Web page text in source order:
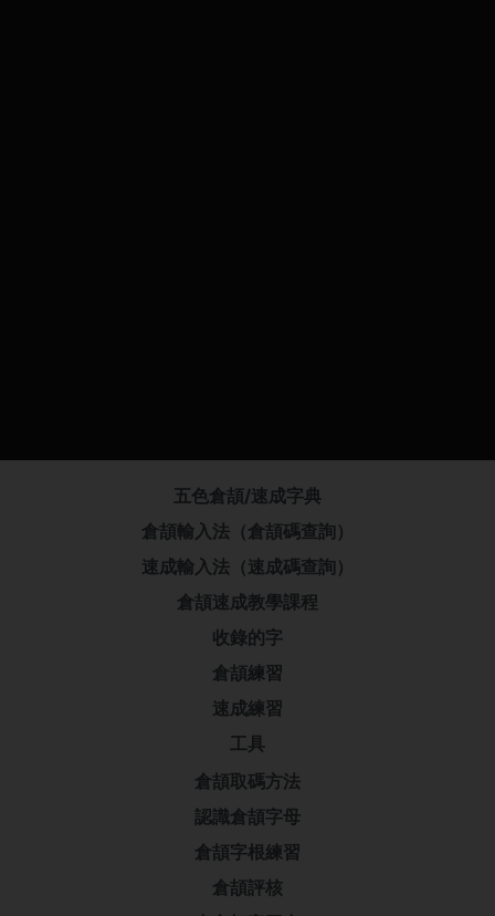
五色倉頡/速成字典
倉頡輸入法（倉頡碼查詢）
速成輸入法（速成碼查詢）
倉頡速成教學課程
收錄的字
倉頡練習
速成練習
工具
倉頡取碼方法
認識倉頡字母
倉頡字根練習
倉頡評核